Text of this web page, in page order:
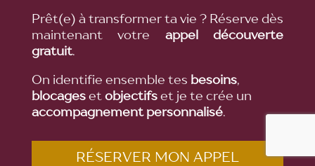
Prêt(e) à transformer ta vie ? Réserve dès
maintenant votre appel découverte
gratuit.
On identifie ensemble tes besoins,
blocagesetobjectifset je te crée un
accompagnement personnalisé.
RÉSERVER MON APPEL